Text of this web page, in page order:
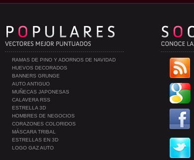
RAMAS DE PINO Y ADORNOS DE NAVIDAD
HUEVOS DECORADOS
BANNERS GRUNGE
AUTO ANTIGUO
MUÑECAS JAPONESAS
CALAVERA RSS
ESTRELLA 3D
HOMBRES DE NEGOCIOS
CORAZONES COLORIDOS
MÁSCARA TRIBAL
ESTRELLAS EN 3D
LOGO GAZ AUTO